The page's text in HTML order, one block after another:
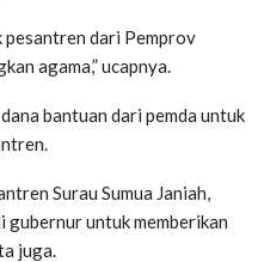
pesantren dari Pemprov
agama,” ucapnya.
bantuan dari pemda untuk
Surau Sumua Janiah,
gubernur untuk memberikan
juga.